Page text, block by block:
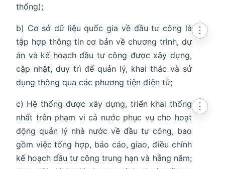
thống);
b) Cơ sở dữ liệu quốc gia về đầu tư công là
tập hợp thông tin cơ bản về chương trình, dự
án và kế hoạch đầu tư công được xây dựng,
cập nhật, duy trì để quản lý, khai thác và sử
dụng thông qua các phương tiện điện tử;
⋮
c) Hệ thống được xây dựng, triển khai thống
nhất trên phạm vi cả nước phục vụ cho hoạt
động quản lý nhà nước về đầu tư công, bao
gồm việc tổng hợp, báo cáo, giao, điều chỉnh
kế hoạch đầu tư công trung hạn và hằng năm;
⋮